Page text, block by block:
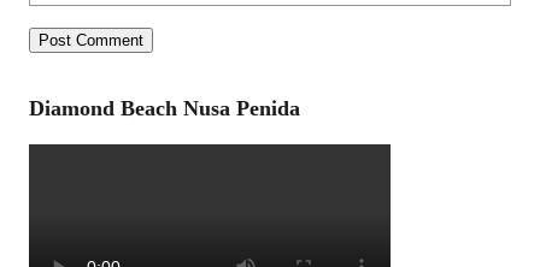
Diamond Beach Nusa Penida